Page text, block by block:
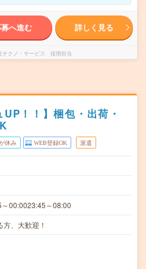
へ進む 詳しく見る
テクノ・サービス 採用担当
UP！！】梱包・出荷・
休み WEB登録OK 派遣
00:0023:45～08:00
、大歓迎！